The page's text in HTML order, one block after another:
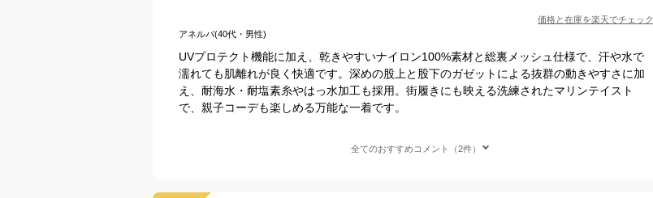
価格と在庫を楽天でチェック
アネルバ(40代・男性)
UVプロテクト機能に加え、乾きやすいナイロン100%素材と総裏メッシュ仕様で、汗や水で
濡れても肌離れが良く快適です。深めの股上と股下のガゼットによる抜群の動きやすさに加
え、耐海水・耐塩素糸やはっ水加工も採用。街履きにも映える洗練されたマリンテイスト
で、親子コーデも楽しめる万能な一着です。
全てのおすすめコメント（2件）